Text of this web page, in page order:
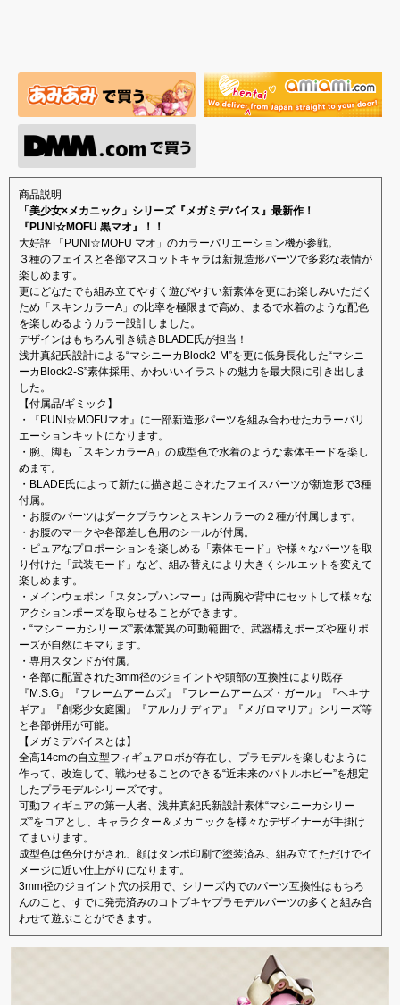
商品説明
「美少女×メカニック」シリーズ『メガミデバイス』最新作！
『PUNI☆MOFU 黒マオ』！！
大好評 「PUNI☆MOFU マオ」のカラーバリエーション機が参戦。
３種のフェイスと各部マスコットキャラは新規造形パーツで多彩な表情が
楽しめます。
更にどなたでも組み立てやすく遊びやすい新素体を更にお楽しみいただく
ため「スキンカラーA」の比率を極限まで高め、まるで水着のような配色
を楽しめるようカラー設計しました。
デザインはもちろん引き続きBLADE氏が担当！
浅井真紀氏設計による“マシニーカBlock2-M”を更に低身長化した“マシニ
ーカBlock2-S”素体採用、かわいいイラストの魅力を最大限に引き出しま
した。
【付属品/ギミック】
・『PUNI☆MOFUマオ』に一部新造形パーツを組み合わせたカラーバリ
エーションキットになります。
・腕、脚も「スキンカラーA」の成型色で水着のような素体モードを楽し
めます。
・BLADE氏によって新たに描き起こされたフェイスパーツが新造形で3種
付属。
・お腹のパーツはダークブラウンとスキンカラーの２種が付属します。
・お腹のマークや各部差し色用のシールが付属。
・ピュアなプロポーションを楽しめる「素体モード」や様々なパーツを取
り付けた「武装モード」など、組み替えにより大きくシルエットを変えて
楽しめます。
・メインウェポン「スタンプハンマー」は両腕や背中にセットして様々な
アクションポーズを取らせることができます。
・“マシニーカシリーズ”素体驚異の可動範囲で、武器構えポーズや座りポ
ーズが自然にキマります。
・専用スタンドが付属。
・各部に配置された3mm径のジョイントや頭部の互換性により既存
『M.S.G』『フレームアームズ』『フレームアームズ・ガール』『ヘキサ
ギア』『創彩少女庭園』『アルカナディア』『メガロマリア』シリーズ等
と各部併用が可能。
【メガミデバイスとは】
全高14cmの自立型フィギュアロボが存在し、プラモデルを楽しむように
作って、改造して、戦わせることのできる“近未来のバトルホビー”を想定
したプラモデルシリーズです。
可動フィギュアの第一人者、浅井真紀氏新設計素体“マシニーカシリー
ズ”をコアとし、キャラクター＆メカニックを様々なデザイナーが手掛け
てまいります。
成型色は色分けがされ、顔はタンポ印刷で塗装済み、組み立てただけでイ
メージに近い仕上がりになります。
3mm径のジョイント穴の採用で、シリーズ内でのパーツ互換性はもちろ
んのこと、すでに発売済みのコトブキヤプラモデルパーツの多くと組み合
わせて遊ぶことができます。